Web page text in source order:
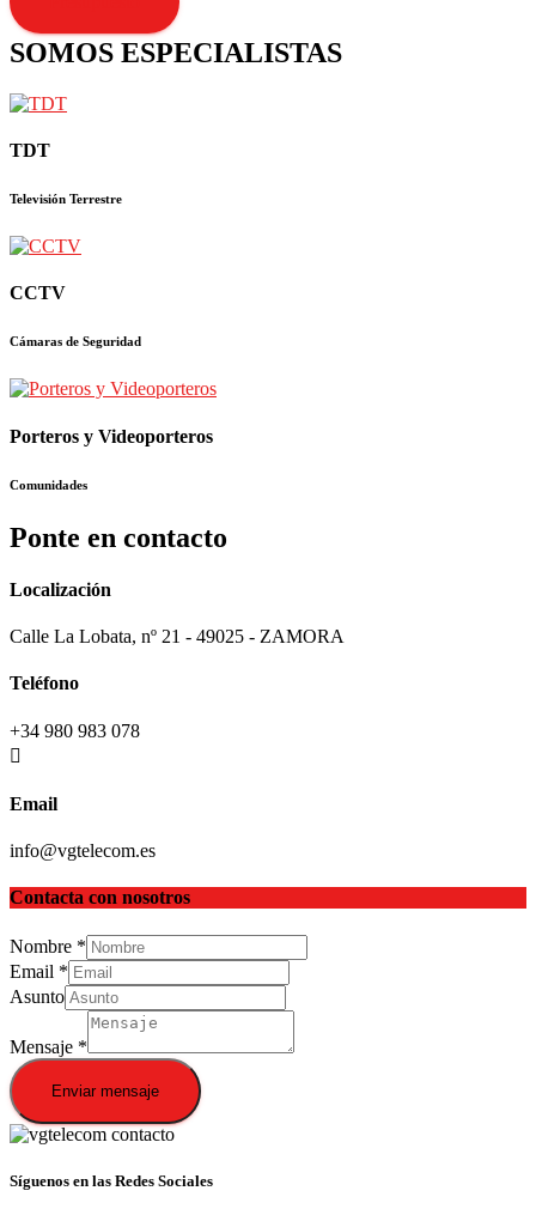
SOMOS ESPECIALISTAS
TDT
Televisión Terrestre
CCTV
Cámaras de Seguridad
Porteros y Videoporteros
Comunidades
Ponte en contacto
Localización
Calle La Lobata, nº 21 - 49025 - ZAMORA
Teléfono
+34 980 983 078
Email
info@vgtelecom.es
Contacta con nosotros
Nombre *
Email *
Asunto
Mensaje *
Enviar mensaje
Síguenos en las Redes Sociales